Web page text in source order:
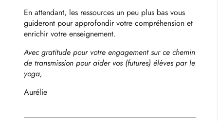
En attendant, les ressources un peu plus bas vous
guideront pour approfondir votre compréhension et
enrichir votre enseignement.
Avec gratitude pour votre engagement sur ce chemin
de transmission pour aider vos (futures) élèves par le
yoga,
Aurélie